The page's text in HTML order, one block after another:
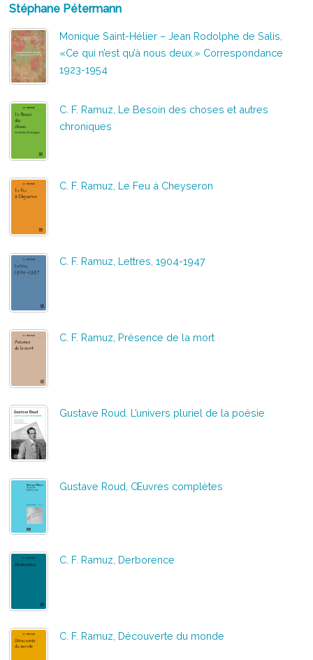
Stéphane Pétermann
Monique Saint-Hélier – Jean Rodolphe de Salis,
«Ce qui n’est qu’à nous deux.» Correspondance
1923-1954
C. F. Ramuz, Le Besoin des choses et autres
chroniques
C. F. Ramuz, Le Feu à Cheyseron
C. F. Ramuz, Lettres, 1904-1947
C. F. Ramuz, Présence de la mort
Gustave Roud. L’univers pluriel de la poésie
Gustave Roud, Œuvres complètes
C. F. Ramuz, Derborence
C. F. Ramuz, Découverte du monde